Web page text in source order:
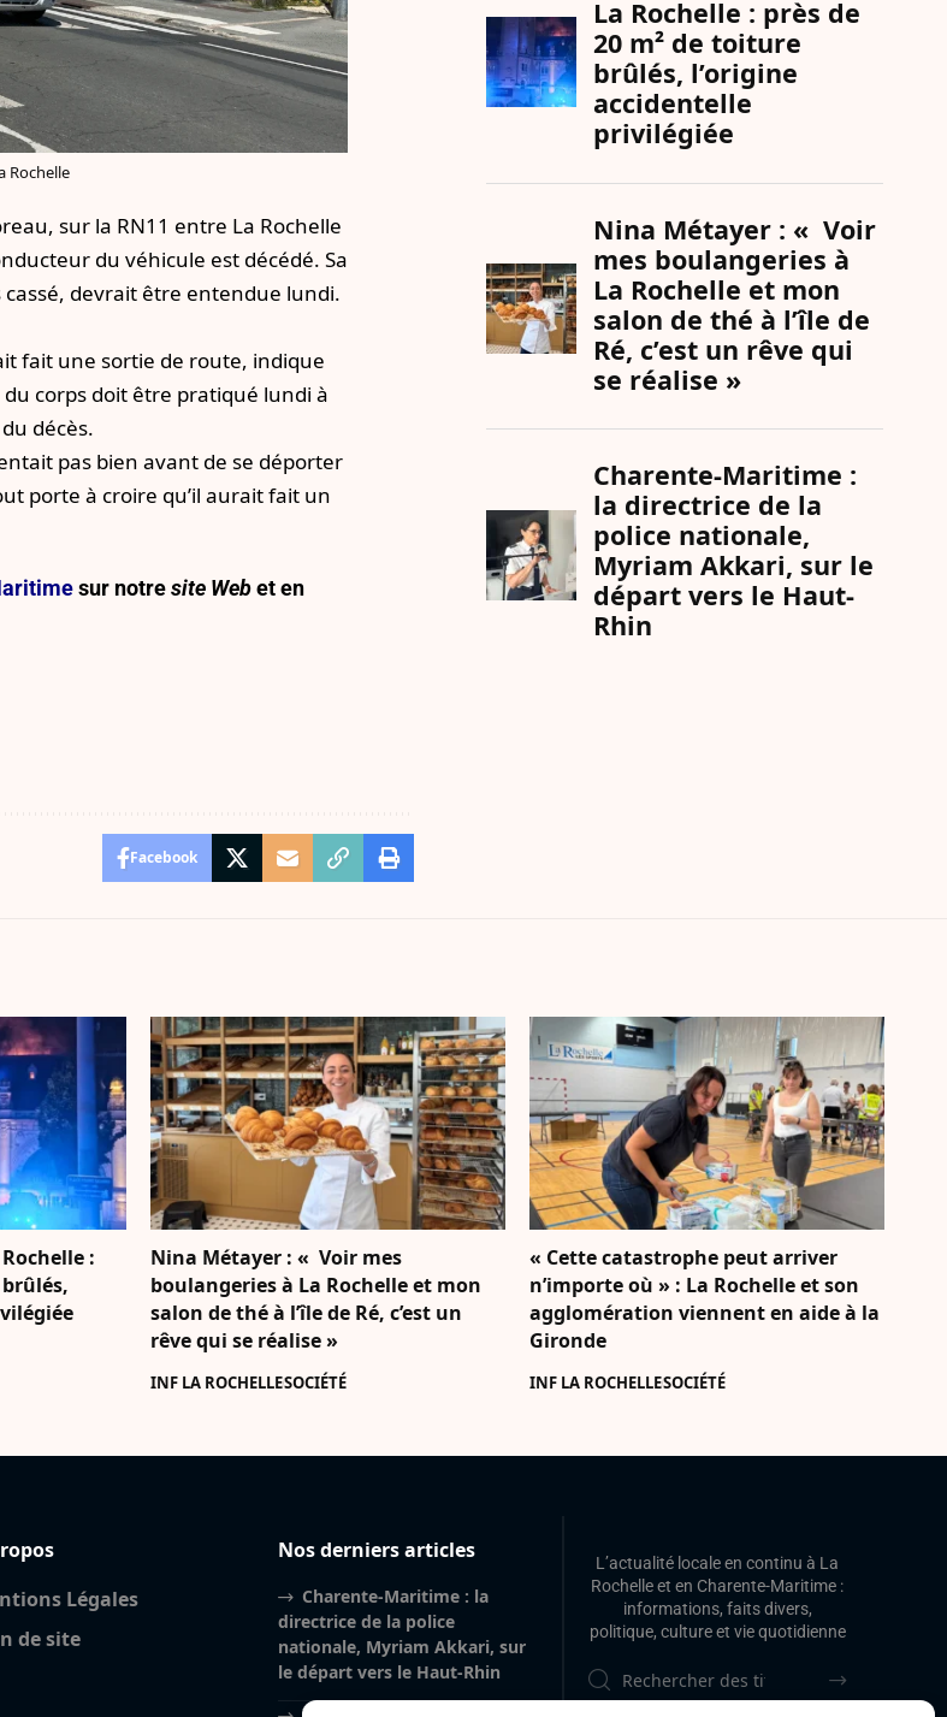
Rochelle
sur la RN11 entre La Rochelle
du véhicule est décédé. Sa
devrait être entendue lundi.
fait une sortie de route, indique
corps doit être pratiqué lundi à
décès.
pas bien avant de se déporter
porte à croire qu’il aurait fait un
sur notresite Webet en
Facebook
:
Nina Métayer : « Voir mes
boulangeries à La Rochelle et mon
salon de thé à l’île de Ré, c’est un
rêve qui se réalise »
INF LA ROCHELLESOCIÉTÉ
« Cette catastrophe peut arriver
n’importe où » : La Rochelle et son
agglomération viennent en aide à la
Gironde
INF LA ROCHELLESOCIÉTÉ
Légales
de site
Nos derniers articles
Charente-Maritime : la
directrice de la police
nationale, Myriam Akkari, sur
le départ vers le Haut-Rhin
L’actualité locale en continu à La
Rochelle et en Charente-Maritime :
informations, faits divers,
politique, culture et vie quotidienne